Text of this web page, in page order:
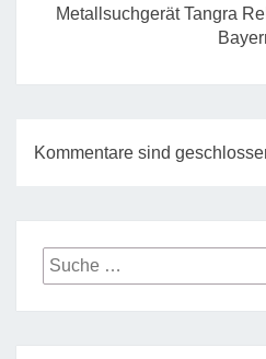
Metallsuchgerät Tangra
Kommentare sind
Suche
nach: